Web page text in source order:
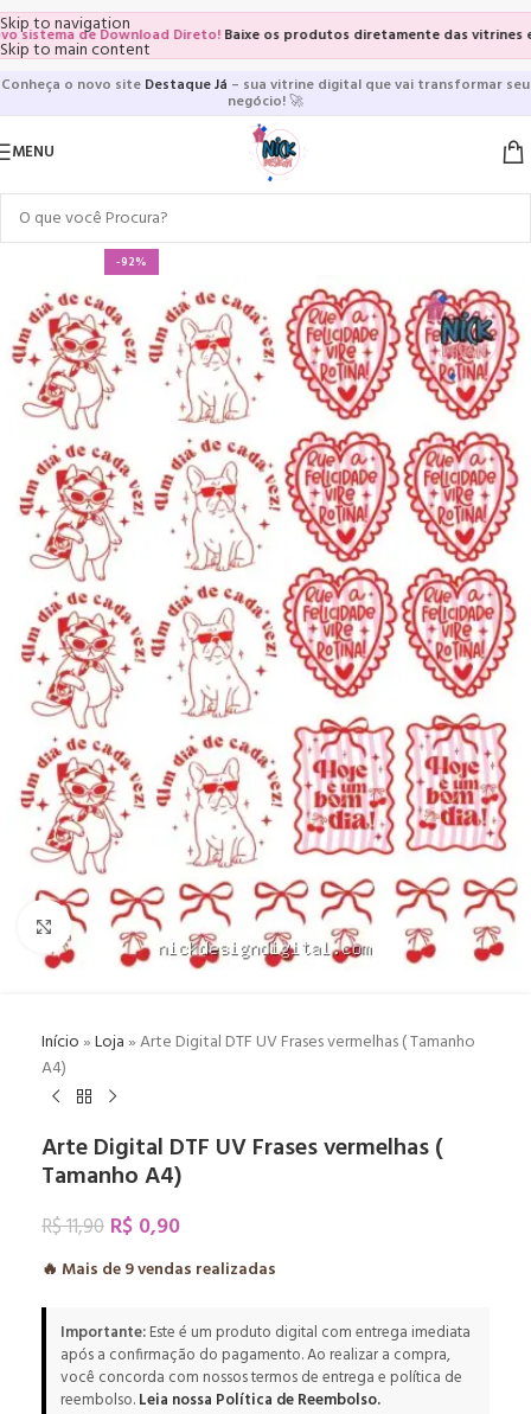
Skip to navigation
Skip to main content
de Download Direto!Baixe os produtos diretamente das vitrines e
Conheça o novo site Destaque Já – sua vitrine digital que vai transformar seu
negócio!🚀
MENU
-92%
Click to enlarge
Início»Loja»Arte Digital DTF UV Frases vermelhas ( Tamanho
A4)
Arte Digital DTF UV Frases vermelhas (
Tamanho A4)
R$11,90 R$ 0,90
🔥 Mais de9vendas realizadas
Importante:Este é um produto digital com entrega imediata
após a confirmação do pagamento. Ao realizar a compra,
você concorda com nossos termos de entrega e política de
reembolso.Leia nossa Política de Reembolso.